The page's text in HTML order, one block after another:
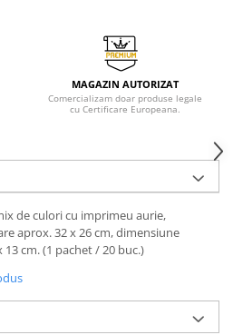
MAGAZIN AUTORIZAT
Comercializam doar produse legale
cu Certificare Europeana.
de culori cu imprimeu aurie,
aprox. 32 x 26 cm, dimensiune
cm. (1 pachet / 20 buc.)